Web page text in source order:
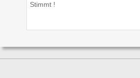
Stimmt !